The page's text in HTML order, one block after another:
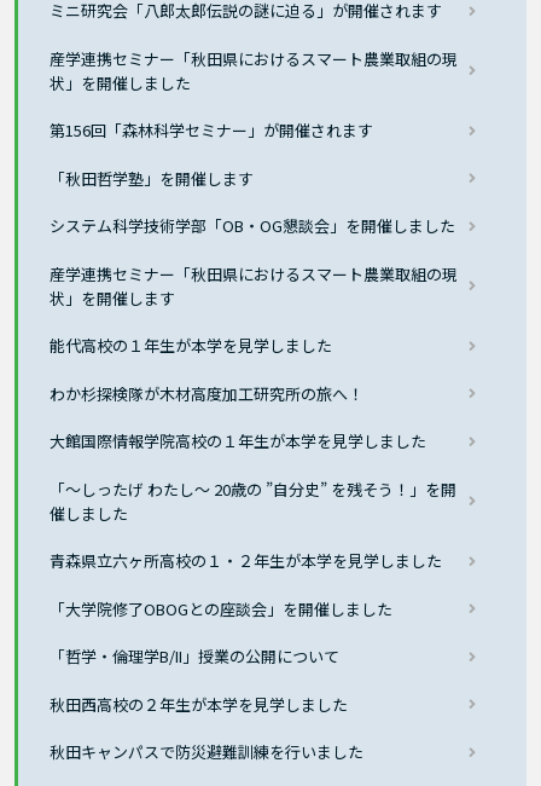
ミニ研究会「八郎太郎伝説の謎に迫る」が開催されます
産学連携セミナー「秋田県におけるスマート農業取組の現
状」を開催しました
第156回「森林科学セミナー」が開催されます
「秋田哲学塾」を開催します
システム科学技術学部「OB・OG懇談会」を開催しました
産学連携セミナー「秋田県におけるスマート農業取組の現
状」を開催します
能代高校の１年生が本学を見学しました
わか杉探検隊が木材高度加工研究所の旅へ！
大館国際情報学院高校の１年生が本学を見学しました
「～しったげ わたし～ 20歳の ”自分史” を残そう！」を開
催しました
青森県立六ヶ所高校の１・２年生が本学を見学しました
「大学院修了OBOGとの座談会」を開催しました
「哲学・倫理学B/II」授業の公開について
秋田西高校の２年生が本学を見学しました
秋田キャンパスで防災避難訓練を行いました